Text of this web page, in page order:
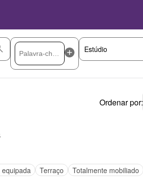
Ordenar por:
Terraço Totalmente mobiliado